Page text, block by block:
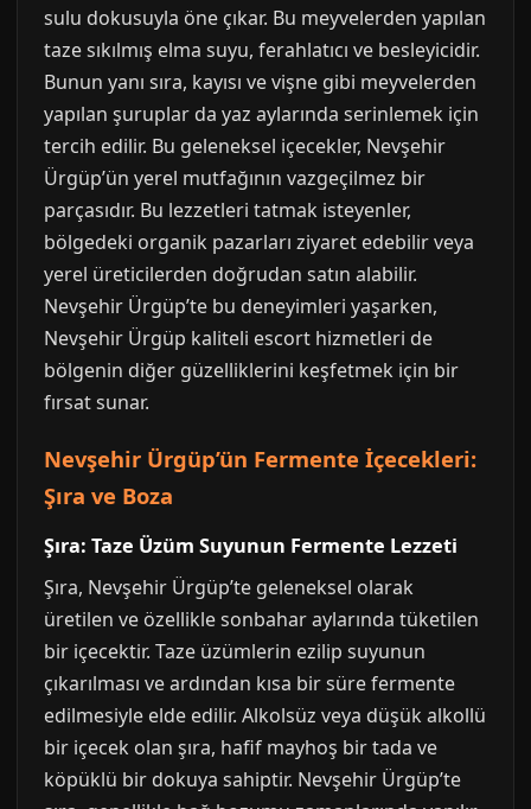
sulu dokusuyla öne çıkar. Bu meyvelerden yapılan
taze sıkılmış elma suyu, ferahlatıcı ve besleyicidir.
Bunun yanı sıra, kayısı ve vişne gibi meyvelerden
yapılan şuruplar da yaz aylarında serinlemek için
tercih edilir. Bu geleneksel içecekler, Nevşehir
Ürgüp’ün yerel mutfağının vazgeçilmez bir
parçasıdır. Bu lezzetleri tatmak isteyenler,
bölgedeki organik pazarları ziyaret edebilir veya
yerel üreticilerden doğrudan satın alabilir.
Nevşehir Ürgüp’te bu deneyimleri yaşarken,
Nevşehir Ürgüp kaliteli escort hizmetleri de
bölgenin diğer güzelliklerini keşfetmek için bir
fırsat sunar.
Nevşehir Ürgüp’ün Fermente İçecekleri:
Şıra ve Boza
Şıra: Taze Üzüm Suyunun Fermente Lezzeti
Şıra, Nevşehir Ürgüp’te geleneksel olarak
üretilen ve özellikle sonbahar aylarında tüketilen
bir içecektir. Taze üzümlerin ezilip suyunun
çıkarılması ve ardından kısa bir süre fermente
edilmesiyle elde edilir. Alkolsüz veya düşük alkollü
bir içecek olan şıra, hafif mayhoş bir tada ve
köpüklü bir dokuya sahiptir. Nevşehir Ürgüp’te